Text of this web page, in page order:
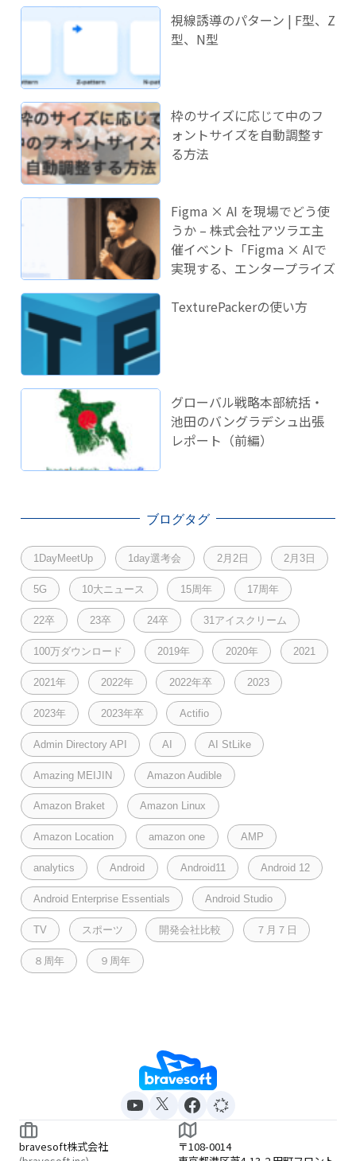
視線誘導のパターン | F型、Z
型、N型
枠のサイズに応じて中のフ
ォントサイズを自動調整す
る方法
Figma × AI を現場でどう使
うか – 株式会社アツラエ主
催イベント「Figma × AIで
実現する、エンタープライズ
ました！
TexturePackerの使い方
グローバル戦略本部統括・
池田のバングラデシュ出張
レポート（前編）
ブログタグ
1DayMeetUp 1day選考会 2月2日 2月3日
5G 10大ニュース 15周年 17周年
22卒 23卒 24卒 31アイスクリーム
100万ダウンロード 2019年 2020年 2021
2021年 2022年 2022年卒 2023
2023年 2023年卒 Actifio
Admin Directory API AI AI StLike
Amazing MEIJIN Amazon Audible
Amazon Braket Amazon Linux
Amazon Location amazon one AMP
analytics Android Android11 Android 12
Android Enterprise Essentials Android Studio
TV スポーツ 開発会社比較 ７月７日
８周年 ９周年
bravesoft株式会社
〒108-0014